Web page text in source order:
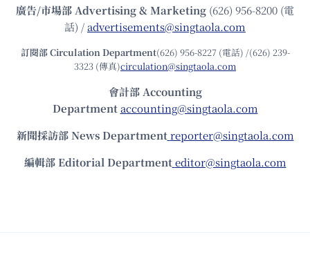
廣告/市場部Advertising & Marketing (626) 956-8200 (電
話) /advertisements@singtaola.com
訂閱部 Circulation Department(626) 956-8227 (電話) /(626) 239-
3323 (傳真)circulation@singtaola.com
會計部 Accounting
Department accounting@singtaola.com
新聞採訪部 News Department reporter@singtaola.com
編輯部 Editorial Department editor@singtaola.com